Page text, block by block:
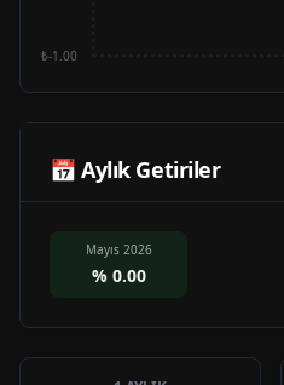
₺-1.00
📅 Aylık Getiriler
Mayıs 2026
% 0.00